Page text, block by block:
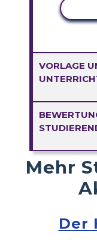
VORLAGE
Mehr
Der